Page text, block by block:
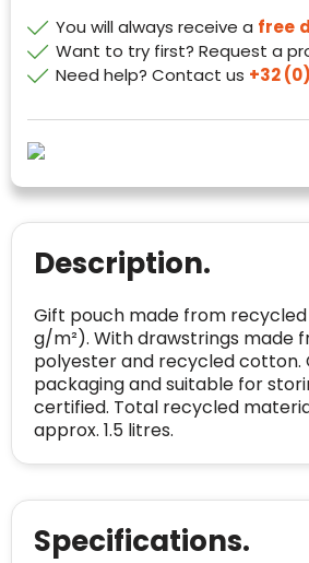
You will always receive a free
Want to try first? Request a
Need help? Contact us +32
Description.
Gift pouch made from
g/m²). With drawstrings made
polyester and recycled cotton.
packaging and suitable for
certified. Total recycled
approx. 1.5 litres.
Specifications.
meegeteld in de scores.
website en de bedrijfsgegevens
onafhankelijk geverifieerd.
E-
mia@linkkado.be
BEDRIJFSGEGEVENS
Bedrijfsnaam: Linkkado
Domein linkkado.be
Oprichting van de
onderneming:
2026
Aantal werknemers: 1-10
starten:
Trustindex controleert websites
Safe Browsing:geen
gedetecteerd
Blacklist Geen site op de zwarte
Spam E-mail is spamvrij
van klanttevredenheid handhaven
voldoen aan een hoog niveau van
certificaat verkrijgen. Zoekt u bij
naar de certificaten van
met vertrouwen!
Meer informatie»
Voor bedrijven
Bouwt u vertrouwen op en